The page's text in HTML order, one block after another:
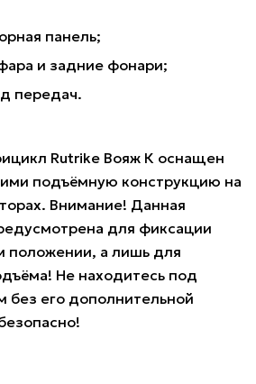
панель;
и задние фонари;
передач.
Rutrike Вояж К оснащен
подъёмную конструкцию на
Внимание! Данная
для фиксации
положении, а лишь для
Не находитесь под
без его дополнительной